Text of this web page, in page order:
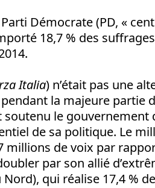
Démocrate (PD, «
18,7 % des
Italia) n’était pas une
la majeure partie
le gouvernement
de sa politique. Le
de voix par
par son allié
qui réalise 17,4 %